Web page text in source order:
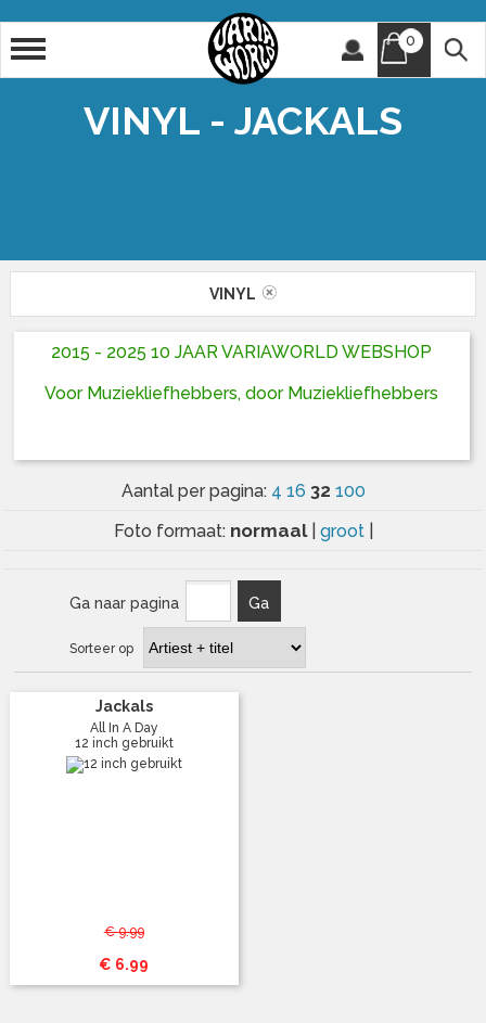
0
VINYL - JACKALS
VINYL
2015 - 2025 10 JAAR VARIAWORLD WEBSHOP
Voor Muziekliefhebbers, door Muziekliefhebbers
Aantal per pagina: 4 16 32 100
Foto formaat: normaal groot
Ga naar pagina Ga
Sorteer op
Jackals
All In A Day
12 inch gebruikt
€ 9.99
€ 6.99